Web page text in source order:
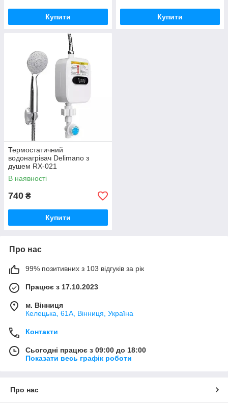
Купити Купити
Термостатичний
водонагрівач Delimano з
душем RX-021
В наявності
740 ₴
Купити
Про нас
99% позитивних з 103 відгуків за рік
Працює з 17.10.2023
м. Вінниця
Келецька, 61А, Вінниця, Україна
Контакти
Сьогодні працює з 09:00 до 18:00
Показати весь графік роботи
Про нас